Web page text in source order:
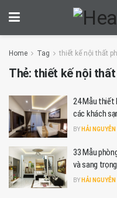
Home Tag thiết kế nội thất
Thẻ: thiết kế nội
24 Mẫu thiết
các khách
BY HẢI NGUYỄN
33 Mẫu
và sang trọng
BY HẢI NGUYỄN